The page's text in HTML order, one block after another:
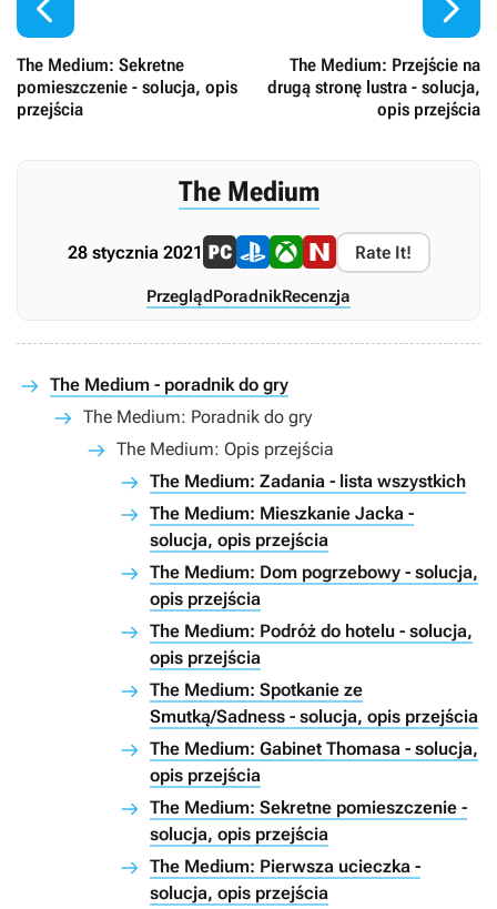
The Medium: Sekretne
pomieszczenie - solucja, opis
przejścia
The Medium: Przejście na
drugą stronę lustra - solucja,
opis przejścia
The Medium
28 stycznia 2021 Rate It!
PrzeglądPoradnikRecenzja
The Medium - poradnik do gry
The Medium: Poradnik do gry
The Medium: Opis przejścia
The Medium: Zadania - lista wszystkich
The Medium: Mieszkanie Jacka -
solucja, opis przejścia
The Medium: Dom pogrzebowy - solucja,
opis przejścia
The Medium: Podróż do hotelu - solucja,
opis przejścia
The Medium: Spotkanie ze
Smutką/Sadness - solucja, opis przejścia
The Medium: Gabinet Thomasa - solucja,
opis przejścia
The Medium: Sekretne pomieszczenie -
solucja, opis przejścia
The Medium: Pierwsza ucieczka -
solucja, opis przejścia